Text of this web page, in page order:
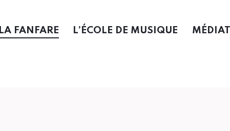
LA FANFARE L’ÉCOLE DE MUSIQUE